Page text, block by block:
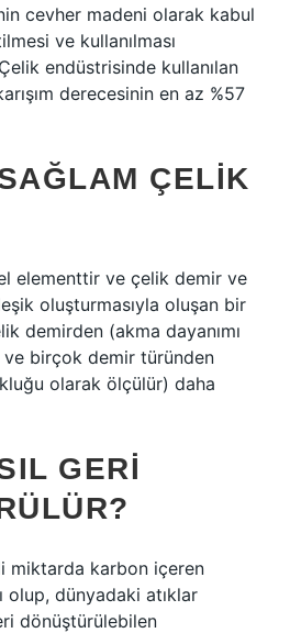
cevher madeni olarak kabul
ve kullanılması
endüstrisinde kullanılan
derecesinin en az %57
ÇELIK
elementtir ve çelik demir ve
oluşturmasıyla oluşan bir
demirden (akma dayanımı
ve birçok demir türünden
olarak ölçülür) daha
GERI
miktarda karbon içeren
olup, dünyadaki atıklar
dönüştürülebilen